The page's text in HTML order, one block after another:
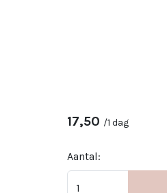
17,50 /1 dag
Aantal: